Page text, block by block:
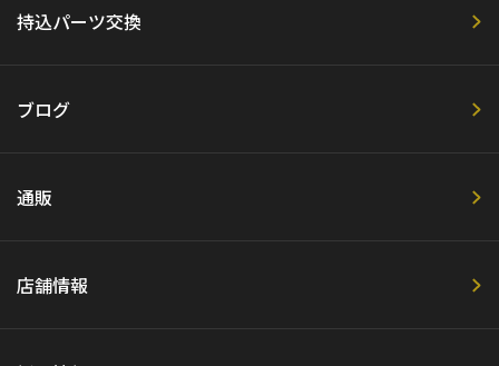
持込パーツ交換
ブログ
通販
店舗情報